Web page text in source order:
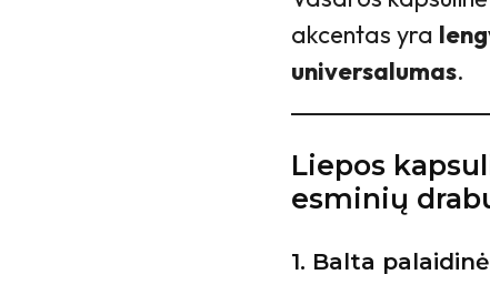
akcentas yra
universalumas.
Liepos
esminių
1. Balta